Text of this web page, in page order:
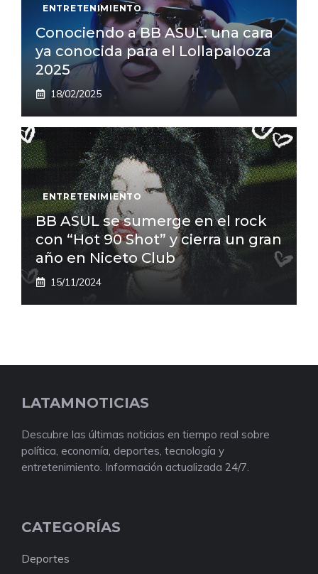
ENTRETENIMIENTO
Conociendo a BB ASUL: una cara
ya conocida para el Lollapalooza
2025
18/02/2025
ENTRETENIMIENTO
BB ASUL se sumerge en el rock
con “Hot 90 Shot” y cierra un gran
año en Niceto Club
15/11/2024
LATAMNOTICIAS
Descubre las últimas noticias en tiempo real sobre
política, economía, deportes, tecnología y
entretenimiento. Información actualizada 24/7.
CATEGORÍAS
Deportes